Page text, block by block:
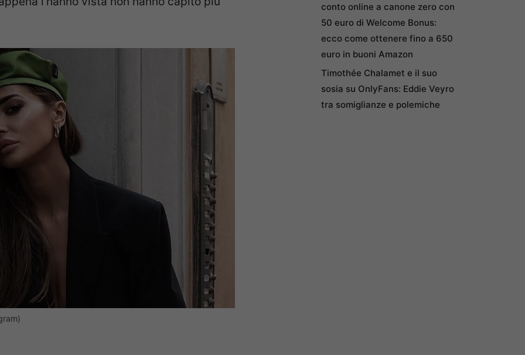
conto online a canone zero con
50 euro di Welcome Bonus:
ecco come ottenere fino a 650
euro in buoni Amazon
Timothée Chalamet e il suo
sosia su OnlyFans: Eddie Veyro
tra somiglianze e polemiche